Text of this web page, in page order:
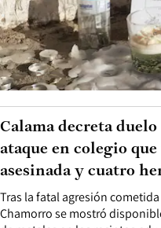
Tras la fatal agresión
Chamorro se mostró
Calama decreta
ataque en colegio
asesinada y cuatro